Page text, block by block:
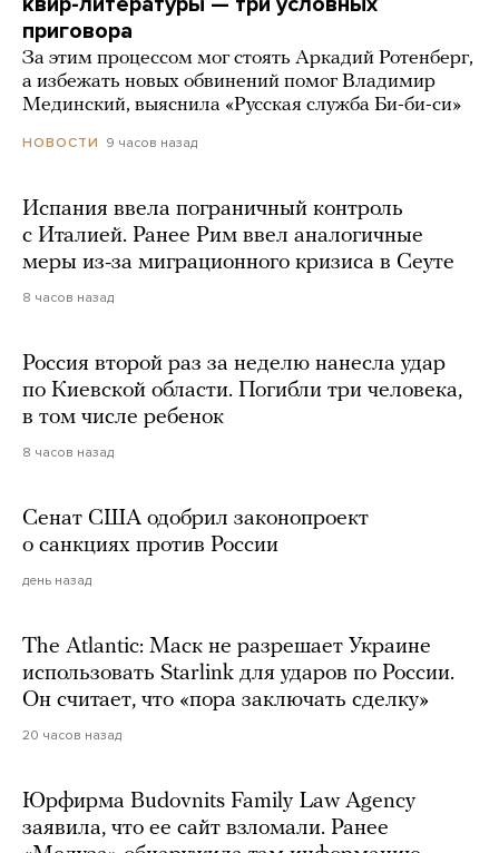
приговора
За этим процессом мог стоять Аркадий Ротенберг,
а избежать новых обвинений помог Владимир
Мединский, выяснила «Русская служба Би-би-си»
НОВОСТИ 9 часов назад
Испания ввела пограничный контроль
с Италией. Ранее Рим ввел аналогичные
меры из-за миграционного кризиса в Сеуте
8 часов назад
Россия второй раз за неделю нанесла удар
по Киевской области. Погибли три человека,
в том числе ребенок
8 часов назад
Сенат США одобрил законопроект
о санкциях против России
день назад
The Atlantic: Маск не разрешает Украине
использовать Starlink для ударов по России.
Он считает, что «пора заключать сделку»
20 часов назад
Юрфирма Budovnits Family Law Agency
заявила, что ее сайт взломали. Ранее